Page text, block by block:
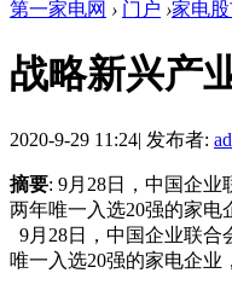
第一家电网 › 门户 ›家电
战略新兴产
2020-9-29 11:24| 发布者:
摘要: 9月28日，中国企
两年唯一入选20强的家电
9月28日，中国企业联
唯一入选20强的家电企业